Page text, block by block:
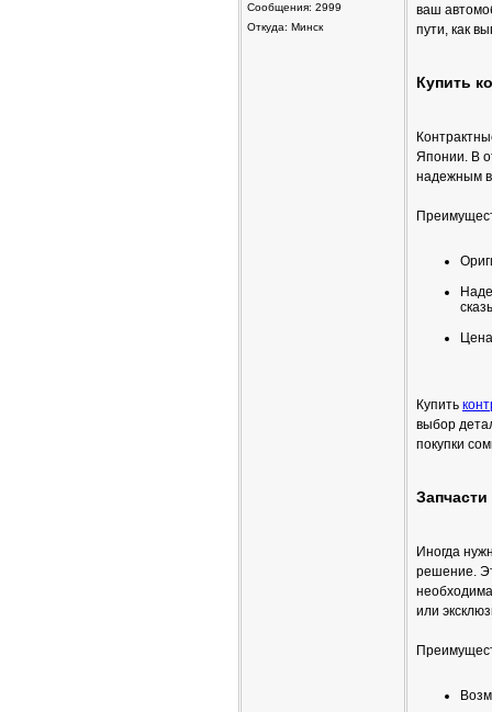
Сообщения: 2999
Откуда: Минск
ваш
пути, как
Купить
Японии. В
надежным
Купить
выбор
покупки
Иногда
решение.
или